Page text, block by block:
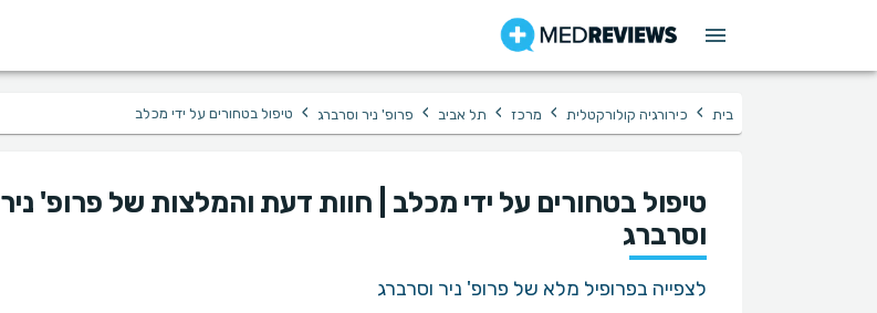
בית › כירורגיה קולורקטלית › מרכז › תל אביב › פרופ' ניר וסרברג › טיפול בטחורים על ידי מכלב
טיפול בטחורים על ידי מכלב | חוות דעת והמלצות של פרופ' ניר
וסרברג
לצפייה בפרופיל מלא של פרופ' ניר וסרברג